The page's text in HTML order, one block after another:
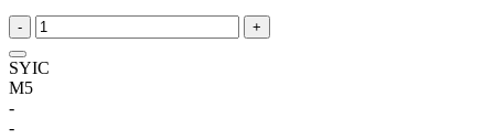
- +
SYIC
M5
-
-